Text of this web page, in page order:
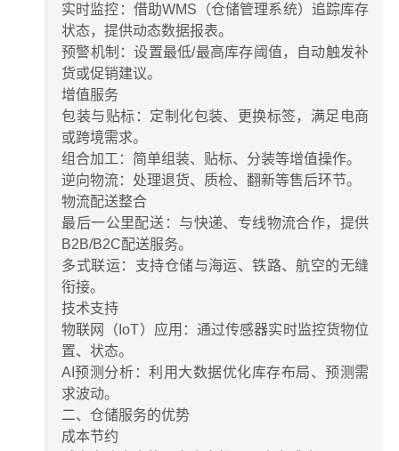
​​实时监控​​：借助WMS（仓储管理系统）追踪库存
状态，提供动态数据报表。
​​预警机制​​：设置最低/最高库存阈值，自动触发补
货或促销建议。
​​增值服务​​
​​包装与贴标​​：定制化包装、更换标签，满足电商
或跨境需求。
​​组合加工​​：简单组装、贴标、分装等增值操作。
​​逆向物流​​：处理退货、质检、翻新等售后环节。
​​物流配送整合​​
​​最后一公里配送​​：与快递、专线物流合作，提供
B2B/B2C配送服务。
​​多式联运​​：支持仓储与海运、铁路、航空的无缝
衔接。
​​技术支持​​
​​物联网（IoT）应用​​：通过传感器实时监控货物位
置、状态。
​​AI预测分析​​：利用大数据优化库存布局、预测需
求波动。
​​二、仓储服务的优势​​
​​成本节约​​